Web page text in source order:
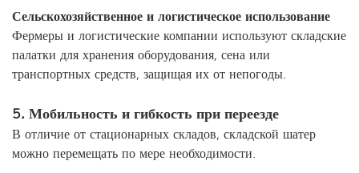
Сельскохозяйственное и логистическое использование
Фермеры и логистические компании используют складские
палатки для хранения оборудования, сена или
транспортных средств, защищая их от непогоды.
5. Мобильность и гибкость при переезде
В отличие от стационарных складов, складской шатер
можно перемещать по мере необходимости.